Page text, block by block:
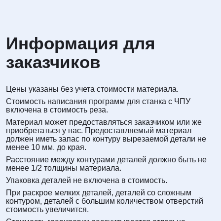
Информация для
заказчиков
Цены указаны без учета стоимости материала.
Стоимость написания программ для станка с ЧПУ
включена в стоимость реза.
Материал может предоставляться заказчиком или же
приобретаться у нас. Предоставляемый материал
должен иметь запас по контуру вырезаемой детали не
менее 10 мм. до края.
Расстояние между контурами деталей должно быть не
менее 1/2 толщины материала.
Упаковка деталей не включена в стоимость.
При раскрое мелких деталей, деталей со сложным
контуром, деталей с большим количеством отверстий
стоимость увеличится.